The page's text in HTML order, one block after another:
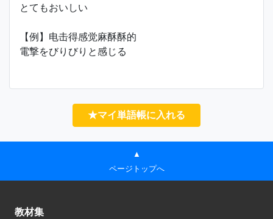
とてもおいしい
【例】电击得感觉麻酥酥的
電撃をびりびりと感じる
★マイ単語帳に入れる
▲
ページトップへ
教材集